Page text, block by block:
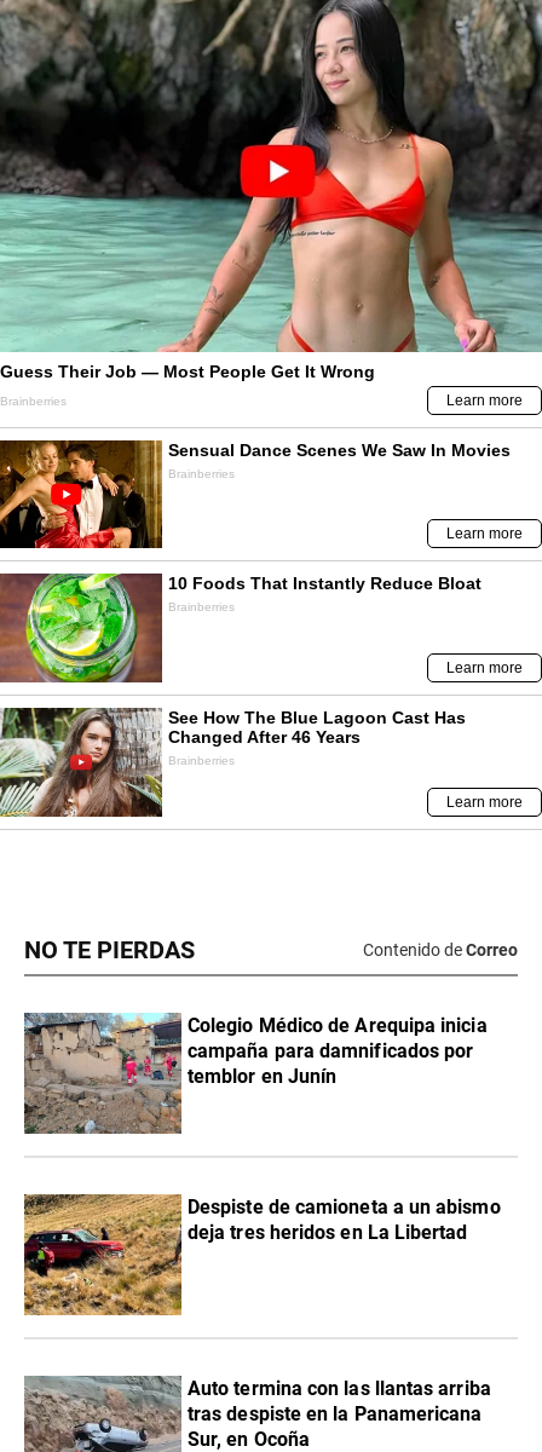
NO TE PIERDAS Contenido deCorreo
Colegio Médico de Arequipa inicia
campaña para damnificados por
temblor en Junín
Despiste de camioneta a un abismo
deja tres heridos en La Libertad
Auto termina con las llantas arriba
tras despiste en la Panamericana
Sur, en Ocoña